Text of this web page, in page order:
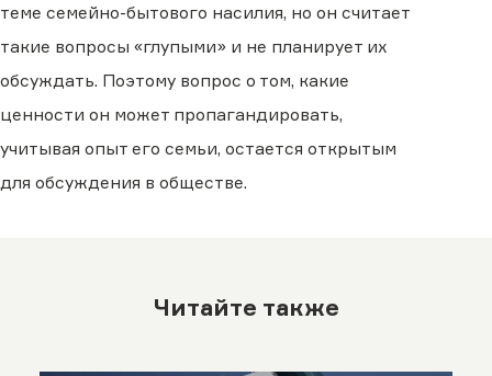
теме семейно-бытового насилия, но он считает
такие вопросы «глупыми» и не планирует их
обсуждать. Поэтому вопрос о том, какие
ценности он может пропагандировать,
учитывая опыт его семьи, остается открытым
для обсуждения в обществе.
Читайте также